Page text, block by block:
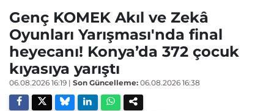
Genç KOMEK Akıl ve Zekâ
Oyunları Yarışması'nda final
heyecanı! Konya’da 372 çocuk
kıyasıya yarıştı
06.08.2026 16:19 | Son Güncelleme: 06.08.2026 16:38